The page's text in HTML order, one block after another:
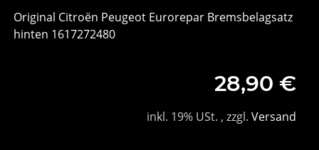
Original Citroën Peugeot Eurorepar Bremsbelagsatz
hinten 1617272480
28,90 €
inkl. 19% USt. , zzgl. Versand